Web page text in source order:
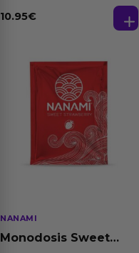
Dilatación Base Agua
10.95€
NANAMI
Monodosis Sweet